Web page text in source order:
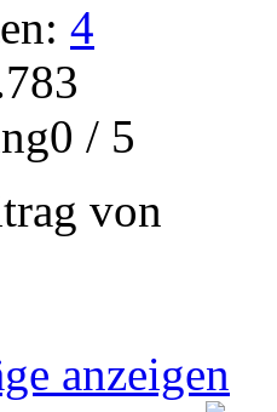
4
/ 5
von
anzeigen